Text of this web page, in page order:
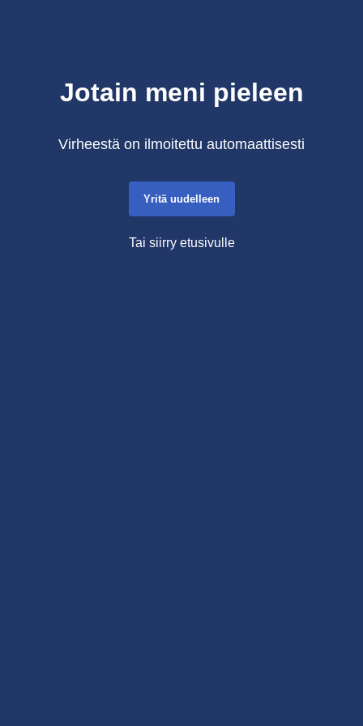
Jotain meni pieleen
Virheestä on ilmoitettu automaattisesti
Yritä uudelleen
Tai siirry etusivulle